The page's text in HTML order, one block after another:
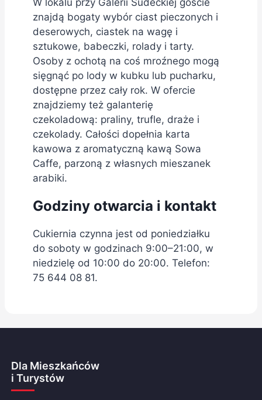
znajdą bogaty wybór ciast pieczonych i
deserowych, ciastek na wagę i
sztukowe, babeczki, rolady i tarty.
Osoby z ochotą na coś mroźnego mogą
sięgnąć po lody w kubku lub pucharku,
dostępne przez cały rok. W ofercie
znajdziemy też galanterię
czekoladową: praliny, trufle, draże i
czekolady. Całości dopełnia karta
kawowa z aromatyczną kawą Sowa
Caffe, parzoną z własnych mieszanek
arabiki.
Godziny otwarcia i kontakt
Cukiernia czynna jest od poniedziałku
do soboty w godzinach 9:00–21:00, w
niedzielę od 10:00 do 20:00. Telefon:
75 644 08 81.
Dla Mieszkańców
i Turystów